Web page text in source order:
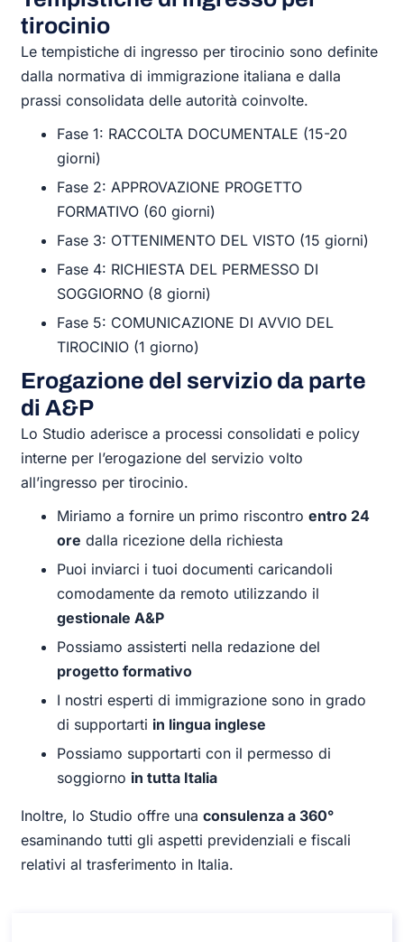
tirocinio
Le tempistiche di ingresso per tirocinio sono definite
dalla normativa di immigrazione italiana e dalla
prassi consolidata delle autorità coinvolte.
Fase 1: RACCOLTA DOCUMENTALE (15-20
giorni)
Fase 2: APPROVAZIONE PROGETTO
FORMATIVO (60 giorni)
Fase 3: OTTENIMENTO DEL VISTO (15 giorni)
Fase 4: RICHIESTA DEL PERMESSO DI
SOGGIORNO (8 giorni)
Fase 5: COMUNICAZIONE DI AVVIO DEL
TIROCINIO (1 giorno)
Erogazione del servizio da parte
di A&P
Lo Studio aderisce a processi consolidatie policy
interne per l’erogazione del servizio volto
all’ingresso per tirocinio.
Miriamo a fornire un primo riscontroentro 24
ore dalla ricezione della richiesta
Puoi inviarci i tuoi documenti caricandoli
comodamente da remoto utilizzando il
gestionale A&P
Possiamo assisterti nella redazione del
progetto formativo
I nostri esperti di immigrazione sono in grado
di supportarti in lingua inglese
Possiamo supportarti con il permesso di
soggiorno in tutta Italia
Inoltre, lo Studio offre unaconsulenza a 360°
esaminando tutti gli aspetti previdenziali e fiscali
relativi al trasferimento in Italia.